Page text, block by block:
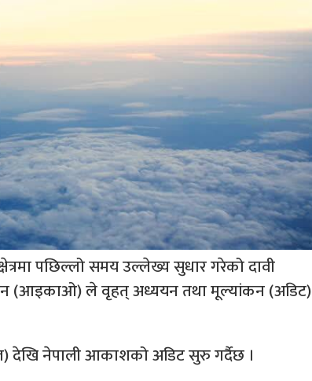
पछिल्लो समय उल्लेख्य सुधार गरेको दावी
(आइकाओ) ले वृहत् अध्ययन तथा मूल्यांकन (अडिट)
नेपाली आकाशको अडिट सुरु गर्दैछ ।